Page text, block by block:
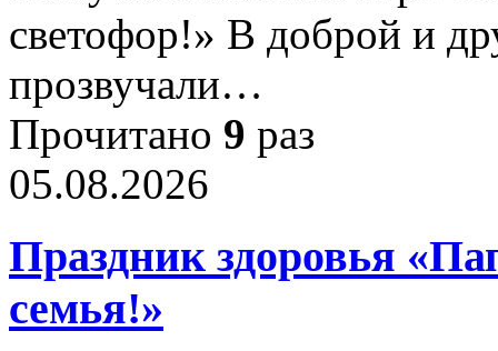
светофор!» В доброй и
прозвучали…
Прочитано 9 раз
05.08.2026
Праздник здоровья
семья!»